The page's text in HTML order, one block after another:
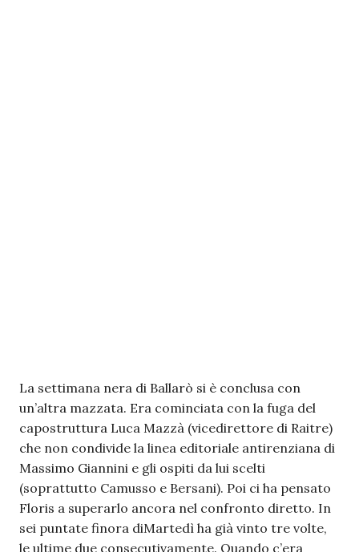
La settimana nera di Ballarò si è conclusa con
un’altra mazzata. Era cominciata con la fuga del
capostruttura Luca Mazzà (vicedirettore di Raitre)
che non condivide la linea editoriale antirenziana di
Massimo Giannini e gli ospiti da lui scelti
(soprattutto Camusso e Bersani). Poi ci ha pensato
Floris a superarlo ancora nel confronto diretto. In
sei puntate finora diMartedì ha già vinto tre volte,
le ultime due consecutivamente. Quando c’era